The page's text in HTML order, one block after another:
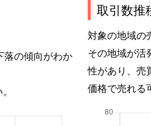
落の傾向がわか
取引数推
対象の地域の
その地域が活
性があり、売
価格で売れる